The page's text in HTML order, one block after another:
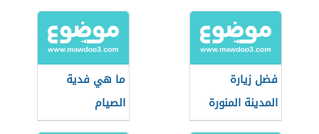
فضل زيارة
المدينة المنورة
ما هي فدية
الصيام